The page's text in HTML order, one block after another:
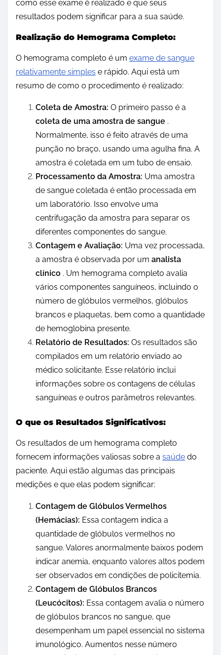
como esse exame é realizado e que seus
resultados podem significar para a sua saúde.
Realização do Hemograma Completo:
O hemograma completo é um exame de sangue
relativamente simples e rápido. Aqui está um
resumo de como o procedimento é realizado:
Coleta de Amostra: O primeiro passo é a
coleta de uma amostra de sangue .
Normalmente, isso é feito através de uma
punção no braço, usando uma agulha fina. A
amostra é coletada em um tubo de ensaio.
Processamento da Amostra: Uma amostra
de sangue coletada é então processada em
um laboratório. Isso envolve uma
centrifugação da amostra para separar os
diferentes componentes do sangue.
Contagem e Avaliação: Uma vez processada,
a amostra é observada por um analista
clínico . Um hemograma completo avalia
vários componentes sanguíneos, incluindo o
número de glóbulos vermelhos, glóbulos
brancos e plaquetas, bem como a quantidade
de hemoglobina presente.
Relatório de Resultados: Os resultados são
compilados em um relatório enviado ao
médico solicitante. Esse relatório inclui
informações sobre os contagens de células
sanguíneas e outros parâmetros relevantes.
O que os Resultados Significativos:
Os resultados de um hemograma completo
fornecem informações valiosas sobre a saúde do
paciente. Aqui estão algumas das principais
medições e que elas podem significar:
Contagem de Glóbulos Vermelhos
(Hemácias): Essa contagem indica a
quantidade de glóbulos vermelhos no
sangue. Valores anormalmente baixos podem
indicar anemia, enquanto valores altos podem
ser observados em condições de policitemia.
Contagem de Glóbulos Brancos
(Leucócitos): Essa contagem avalia o número
de glóbulos brancos no sangue, que
desempenham um papel essencial no sistema
imunológico. Aumentos nesse número